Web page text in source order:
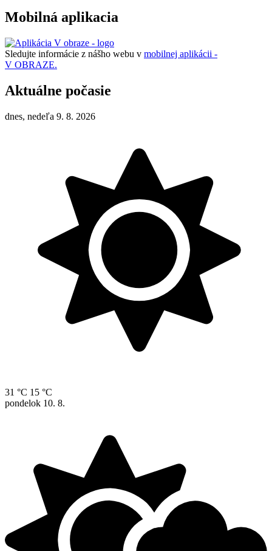
Mobilná aplikacia
Sledujte informácie z nášho webu v mobilnej aplikácii -
V OBRAZE.
Aktuálne počasie
dnes, nedeľa 9. 8. 2026
31 °C 15 °C
pondelok 10. 8.